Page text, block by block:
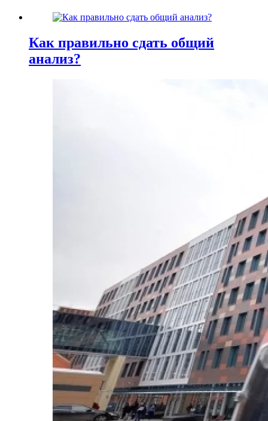
Как правильно сдать общий
анализ?